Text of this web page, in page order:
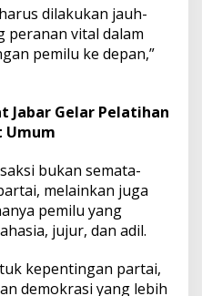
dilakukan jauh-
peranan vital dalam
pemilu ke depan,”
Jabar Gelar Pelatihan
Umum
bukan semata-
melainkan juga
pemilu yang
jujur, dan adil.
kepentingan partai,
demokrasi yang lebih